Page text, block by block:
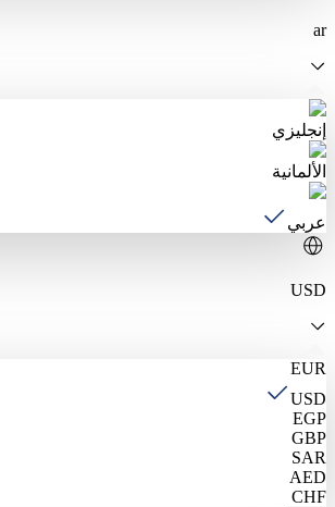
ar
إنجليزي
الألمانية
عربي
USD
EUR
USD
EGP
GBP
SAR
AED
CHF